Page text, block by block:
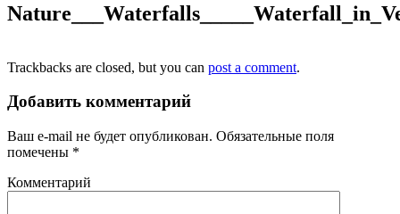
Trackbacks are closed, but you can post a comment.
Добавить комментарий
Ваш e-mail не будет опубликован. Обязательные поля
помечены *
Комментарий